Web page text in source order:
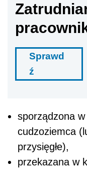
Sprawd
ź
sporządzona
cudzoziemca
przysięgłe),
przekazana w